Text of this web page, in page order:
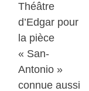
Théâtre
d’Edgar pour
la pièce
« San-
Antonio »
connue aussi